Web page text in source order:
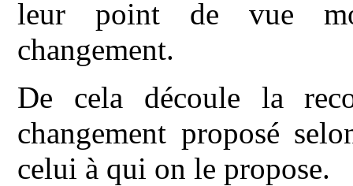
leur point de vue
changement.
De cela découle la
changement proposé
celui à qui on le propose.